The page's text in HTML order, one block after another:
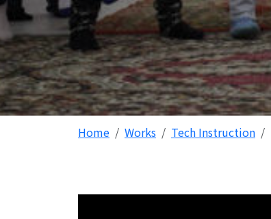
Home Works Tech Instruction